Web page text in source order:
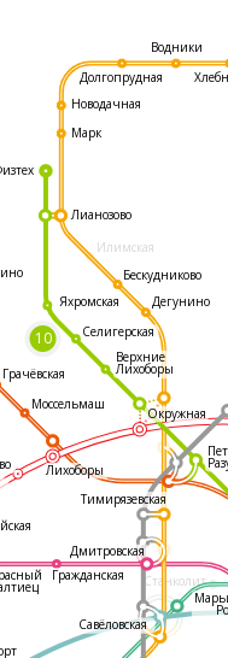
Илимская
Станколит
10
Грачёвская
Моссельмаш
Гражданская
Дмитровская
Лихоборы
Окружная
Дегунино
Бескудниково
Верхние
Лихоборы
Селигерская
Яхромская
Марк
Лианозово
Новодачная
Долгопрудная
Водники
Тимирязевская
Савёловская